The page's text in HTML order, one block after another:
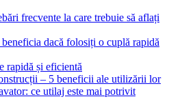
frecvente la care trebuie să aflați
dacă folosiți o cuplă rapidă
rapidă și eficientă
– 5 beneficii ale utilizării lor
ce utilaj este mai potrivit